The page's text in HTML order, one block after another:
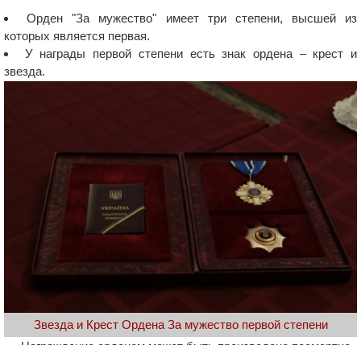
Орден "За мужество" имеет три степени, высшей из
которых является первая.
У награды первой степени есть знак ордена – крест и
звезда.
Звезда и Крест Ордена За мужество первой степени